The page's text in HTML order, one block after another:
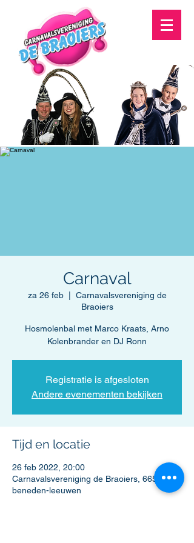
Carnaval
za 26 feb
  |
Carnavalsvereniging de
Braoiers
Hosmolenbal met Marco Kraats, Arno
Kolenbrander en DJ Ronn
Registratie is afgesloten
Andere evenementen bekijken
Tijd en locatie
26 feb 2022, 20:00
Carnavalsvereniging de Braoiers, 6658 ZG
beneden-leeuwen